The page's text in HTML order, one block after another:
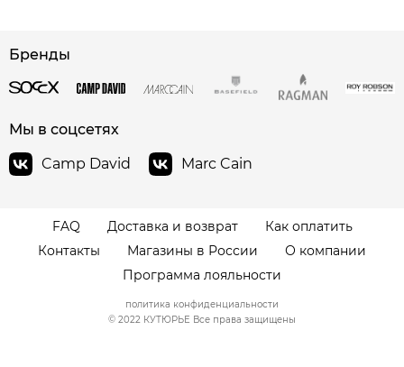
Бренды
Мы в соцсетях
Camp David
Marc Cain
FAQ Доставка и возврат
Как оплатить
Контакты
Магазины в России
О компании
Программа лояльности
© 2022 КУТЮРЬЕ Все права защищены
политика конфиденциальности